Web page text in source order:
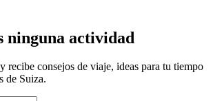
ninguna actividad
recibe consejos de viaje, ideas para tu tiempo
de Suiza.